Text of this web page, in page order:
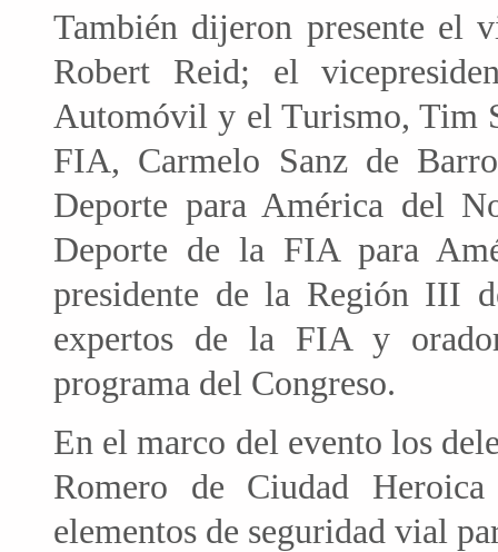
También dijeron presente el
Robert Reid; el
Automóvil y el Turismo, Tim
FIA, Carmelo Sanz de
Deporte para América del
Deporte de la FIA para
presidente de la Región III
expertos de la FIA y
programa del Congreso.
En el marco del evento los
Romero de Ciudad
elementos de seguridad vial